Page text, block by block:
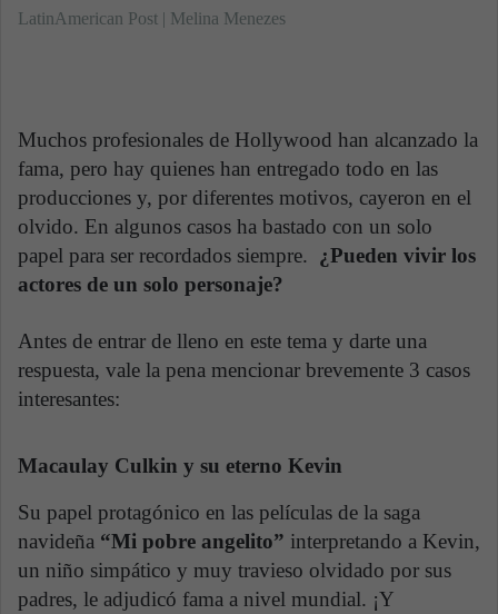
LatinAmerican Post | Melina Menezes
Muchos profesionales de Hollywood han alcanzado la
fama, pero hay quienes han entregado todo en las
producciones y, por diferentes motivos, cayeron en el
olvido. En algunos casos ha bastado con un solo
papel para ser recordados siempre. ¿Pueden vivir los
actores de un solo personaje?
Antes de entrar de lleno en este tema y darte una
respuesta, vale la pena mencionar brevemente 3 casos
interesantes:
Macaulay Culkin y su eterno Kevin
Su papel protagónico en las películas de la saga
navideña “Mi pobre angelito” interpretando a Kevin,
un niño simpático y muy travieso olvidado por sus
padres, le adjudicó fama a nivel mundial. ¡Y